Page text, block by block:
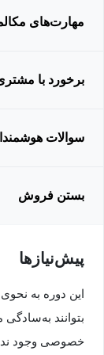
مهارت‌های
برخورد با
سوالات
بستن فروش
پیش‌نیاز‌ها
این دوره به
بتوانند
خصوصی وجود